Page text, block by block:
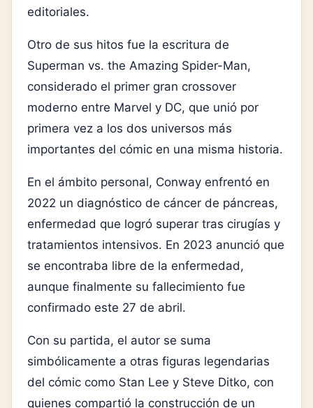
editoriales.
Otro de sus hitos fue la escritura de
Superman vs. the Amazing Spider-Man,
considerado el primer gran crossover
moderno entre Marvel y DC, que unió por
primera vez a los dos universos más
importantes del cómic en una misma historia.
En el ámbito personal, Conway enfrentó en
2022 un diagnóstico de cáncer de páncreas,
enfermedad que logró superar tras cirugías y
tratamientos intensivos. En 2023 anunció que
se encontraba libre de la enfermedad,
aunque finalmente su fallecimiento fue
confirmado este 27 de abril.
Con su partida, el autor se suma
simbólicamente a otras figuras legendarias
del cómic como Stan Lee y Steve Ditko, con
quienes compartió la construcción de un